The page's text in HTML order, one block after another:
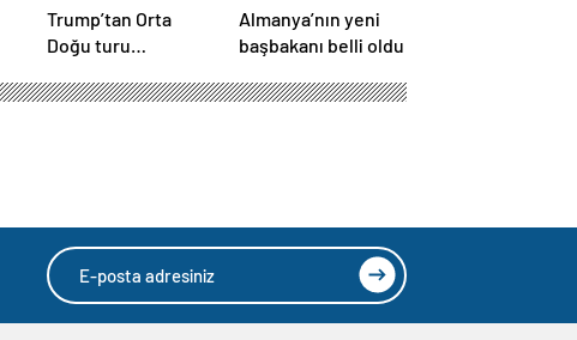
Trump’tan Orta
Doğu turu
Büyük bir duyuru
Almanya’nın yeni
başbakanı belli oldu